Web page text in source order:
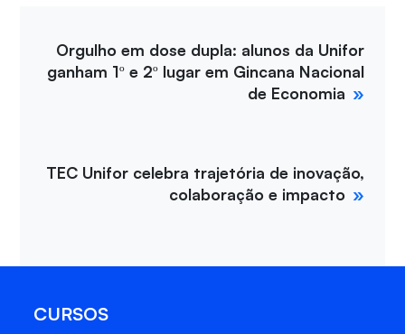
Orgulho em dose dupla: alunos da Unifor
ganham 1º e 2º lugar em Gincana Nacional
de Economia
TEC Unifor celebra trajetória de inovação,
colaboração e impacto
CURSOS